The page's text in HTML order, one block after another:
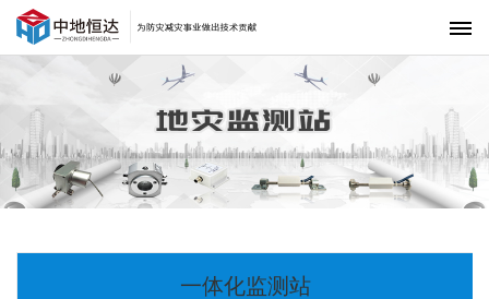
解决方案
监测系统
一体化监测站